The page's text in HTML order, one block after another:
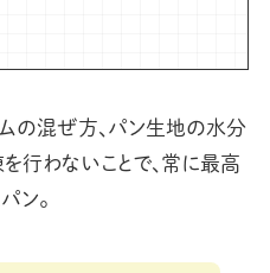
ムの混ぜ方、パン生地の水分
行わないことで、常に最高
ン。